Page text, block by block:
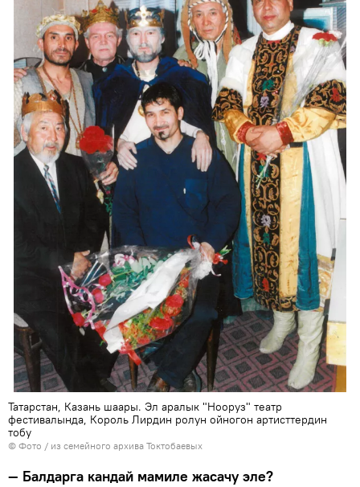
Татарстан, Казань шаары. Эл аралык "Нооруз" театр
фестивалында, Король Лирдин ролун ойногон артисттердин
тобу
© Фото / из семейного архива Токтобаевых
— Балдарга кандай мамиле жасачу эле?